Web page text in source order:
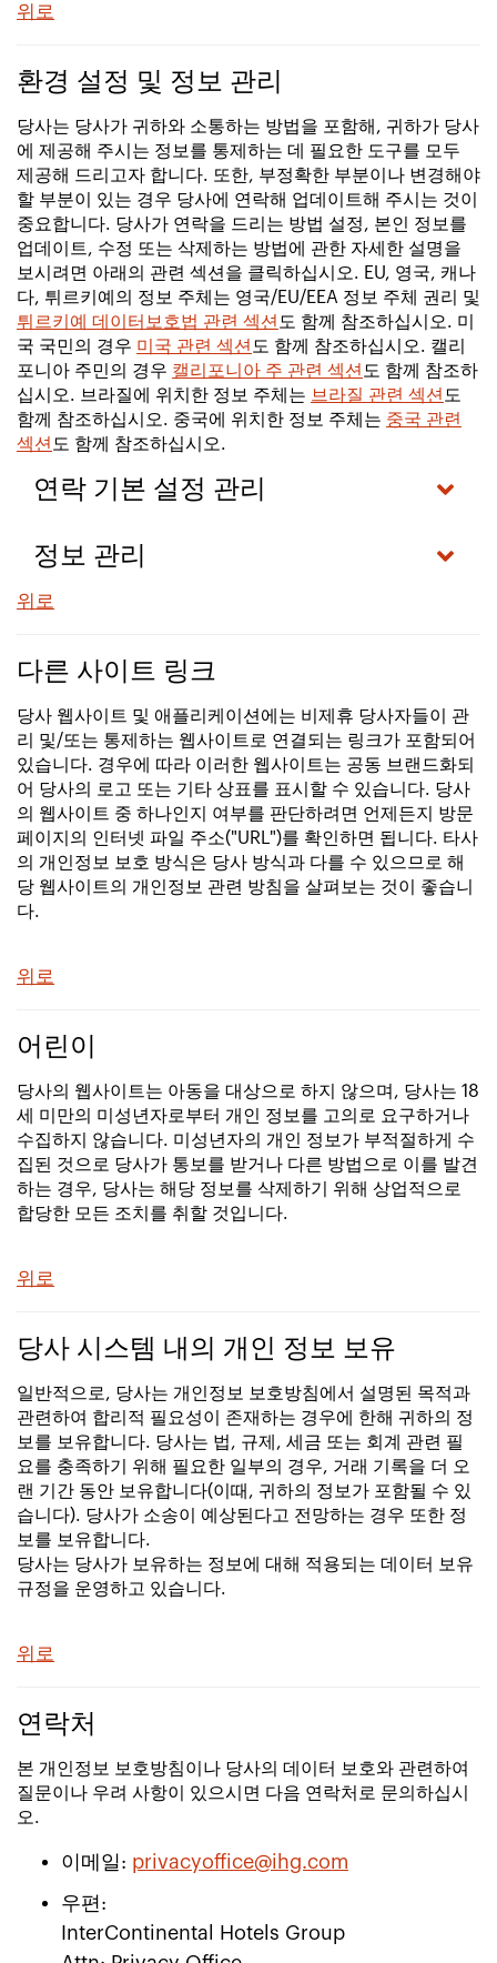
위로
환경 설정 및 정보 관리
당사는 당사가 귀하와 소통하는 방법을 포함해, 귀하가 당사
에 제공해 주시는 정보를 통제하는 데 필요한 도구를 모두
제공해 드리고자 합니다. 또한, 부정확한 부분이나 변경해야
할 부분이 있는 경우 당사에 연락해 업데이트해 주시는 것이
중요합니다. 당사가 연락을 드리는 방법 설정, 본인 정보를
업데이트, 수정 또는 삭제하는 방법에 관한 자세한 설명을
보시려면 아래의 관련 섹션을 클릭하십시오. EU, 영국, 캐나
다, 튀르키예의 정보 주체는 영국/EU/EEA 정보 주체 권리 및
튀르키예 데이터보호법 관련 섹션 도 함께 참조하십시오. 미
국 국민의 경우 미국 관련 섹션 도 함께 참조하십시오. 캘리
포니아 주민의 경우 캘리포니아 주 관련 섹션 도 함께 참조하
십시오. 브라질에 위치한 정보 주체는 브라질 관련 섹션 도
함께 참조하십시오. 중국에 위치한 정보 주체는 중국 관련
섹션 도 함께 참조하십시오.
연락 기본 설정 관리
정보 관리
위로
다른 사이트 링크
당사 웹사이트 및 애플리케이션에는 비제휴 당사자들이 관
리 및/또는 통제하는 웹사이트로 연결되는 링크가 포함되어
있습니다. 경우에 따라 이러한 웹사이트는 공동 브랜드화되
어 당사의 로고 또는 기타 상표를 표시할 수 있습니다. 당사
의 웹사이트 중 하나인지 여부를 판단하려면 언제든지 방문
페이지의 인터넷 파일 주소("URL")를 확인하면 됩니다. 타사
의 개인정보 보호 방식은 당사 방식과 다를 수 있으므로 해
당 웹사이트의 개인정보 관련 방침을 살펴보는 것이 좋습니
다.
위로
어린이
당사의 웹사이트는 아동을 대상으로 하지 않으며, 당사는 18
세 미만의 미성년자로부터 개인 정보를 고의로 요구하거나
수집하지 않습니다. 미성년자의 개인 정보가 부적절하게 수
집된 것으로 당사가 통보를 받거나 다른 방법으로 이를 발견
하는 경우, 당사는 해당 정보를 삭제하기 위해 상업적으로
합당한 모든 조치를 취할 것입니다.
위로
당사 시스템 내의 개인 정보 보유
일반적으로, 당사는 개인정보 보호방침에서 설명된 목적과
관련하여 합리적 필요성이 존재하는 경우에 한해 귀하의 정
보를 보유합니다. 당사는 법, 규제, 세금 또는 회계 관련 필
요를 충족하기 위해 필요한 일부의 경우, 거래 기록을 더 오
랜 기간 동안 보유합니다(이때, 귀하의 정보가 포함될 수 있
습니다). 당사가 소송이 예상된다고 전망하는 경우 또한 정
보를 보유합니다.
당사는 당사가 보유하는 정보에 대해 적용되는 데이터 보유
규정을 운영하고 있습니다.
위로
연락처
본 개인정보 보호방침이나 당사의 데이터 보호와 관련하여
질문이나 우려 사항이 있으시면 다음 연락처로 문의하십시
오.
이메일: privacyoffice@ihg.com
우편:
InterContinental Hotels Group